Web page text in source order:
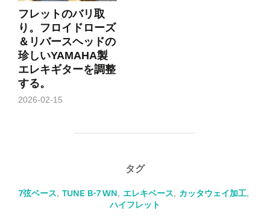
フレットのバリ取
り。フロイドローズ
＆リバースヘッドの
珍しいYAMAHA製
エレキギターを調整
する。
2026-02-15
タグ
7弦ベース, TUNE B-7 WN, エレキベース, カッタウェイ加工,
ハイフレット